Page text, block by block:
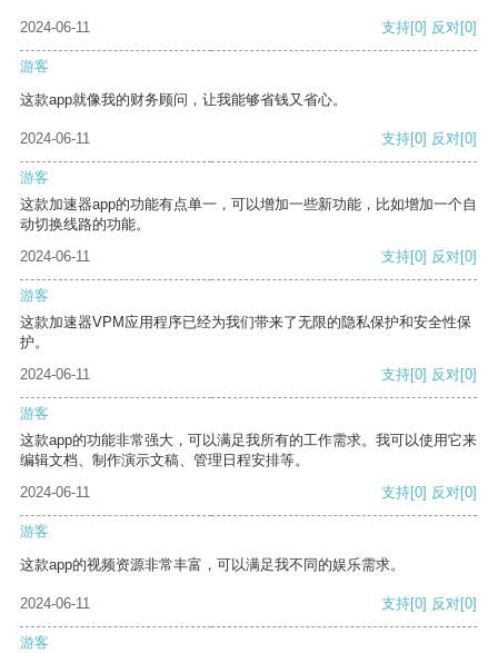
2024-06-11 支持[0] 反对[0]
游客
这款app就像我的财务顾问，让我能够省钱又省心。
2024-06-11 支持[0] 反对[0]
游客
这款加速器app的功能有点单一，可以增加一些新功能，比如增加一个自
动切换线路的功能。
2024-06-11
支持[0] 反对[0]
游客
这款加速器VPM应用程序已经为我们带来了无限的隐私保护和安全性保
护。
2024-06-11
支持[0] 反对[0]
游客
这款app的功能非常强大，可以满足我所有的工作需求。我可以使用它来
编辑文档、制作演示文稿、管理日程安排等。
2024-06-11
支持[0] 反对[0]
游客
这款app的视频资源非常丰富，可以满足我不同的娱乐需求。
2024-06-11 支持[0] 反对[0]
游客